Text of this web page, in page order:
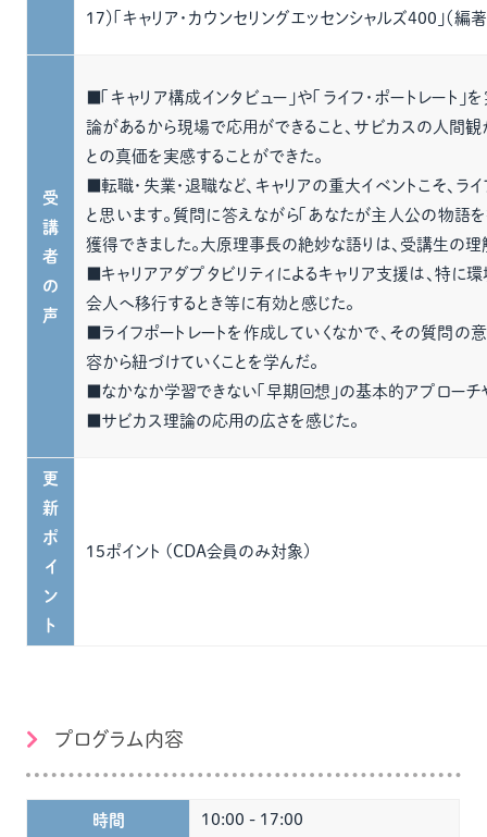
17）「キャリア・カウンセリングエッセンシャルズ400」（編
受
講
者
の
声
■「キャリア構成インタビュー」や「ライフ・ポートレート
論があるから現場で応用ができること、サビカスの人間
との真価を実感することができた。
■転職・失業・退職など、キャリアの重大イベントこそ、ラ
と思います。質問に答えながら「あなたが主人公の物語
獲得できました。大原理事長の絶妙な語りは、受講生の理
■キャリアアダプタビリティによるキャリア支援は、特に
会人へ移行するとき等に有効と感じた。
■ライフポートレートを作成していくなかで、その質問の
容から紐づけていくことを学んだ。
■なかなか学習できない「早期回想」の基本的アプロー
■サビカス理論の応用の広さを感じた。
更
新
ポ
イ
ン
ト
15ポイント (CDA会員のみ対象)
プログラム内容
時間 10:00 - 17:00